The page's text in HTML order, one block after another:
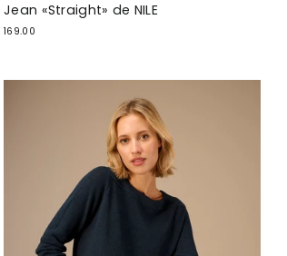
Jean «Straight» de NILE
169.00